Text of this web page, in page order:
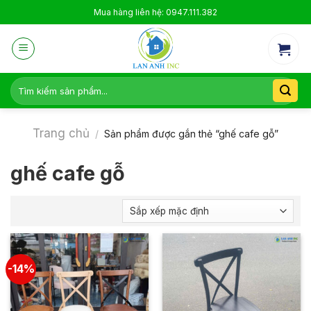
to
content
Mua hàng liên hệ: 0947.111.382
Tìm
kiếm:
Trang chủ / Sản phẩm được gắn thẻ “ghế cafe gỗ”
ghế cafe gỗ
-14%